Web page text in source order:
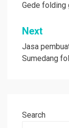
Gede folding
Next
Jasa
Sumedang
Search